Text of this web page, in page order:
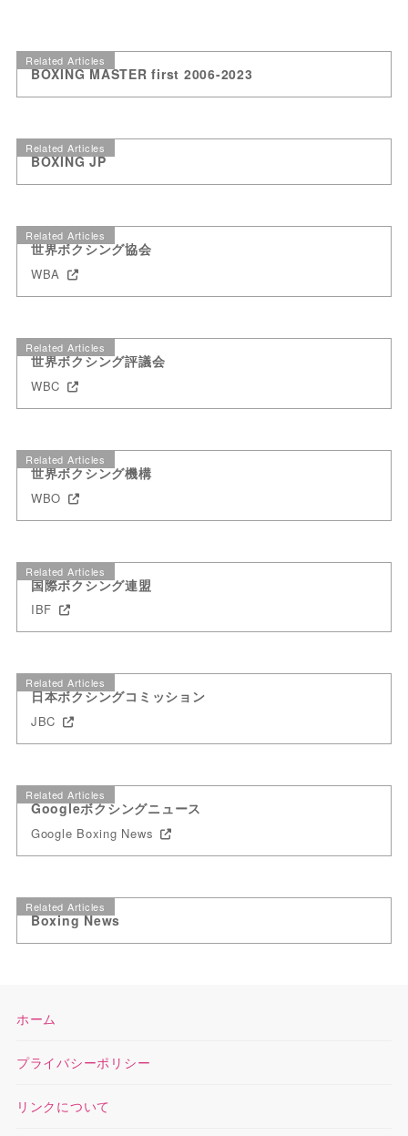
Related Articles
BOXING MASTER first 2006-2023
Related Articles
BOXING JP
Related Articles
世界ボクシング協会
WBA
Related Articles
世界ボクシング評議会
WBC
Related Articles
世界ボクシング機構
WBO
Related Articles
国際ボクシング連盟
IBF
Related Articles
日本ボクシングコミッション
JBC
Related Articles
Googleボクシングニュース
Google Boxing News
Related Articles
Boxing News
ホーム
プライバシーポリシー
リンクについて